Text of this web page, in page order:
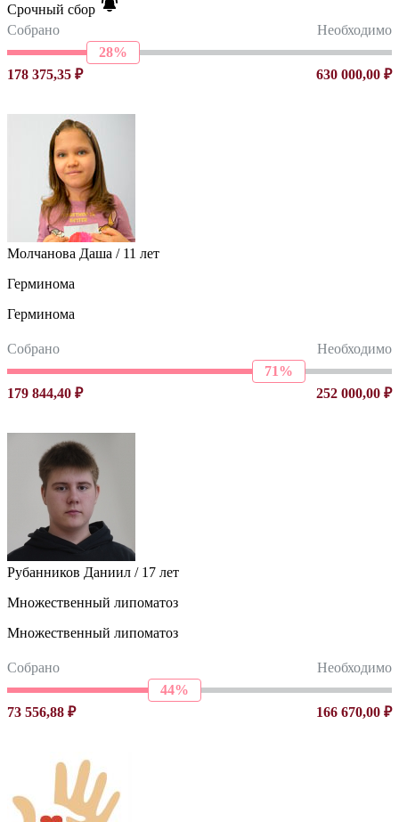
Срочный сбор
Собрано
Необходимо
28%
178 375,35 ₽
630 000,00 ₽
Молчанова Даша / 11 лет
Герминома
Герминома
Собрано
Необходимо
71%
179 844,40 ₽
252 000,00 ₽
Рубанников Даниил / 17 лет
Множественный липоматоз
Множественный липоматоз
Собрано
Необходимо
44%
73 556,88 ₽
166 670,00 ₽